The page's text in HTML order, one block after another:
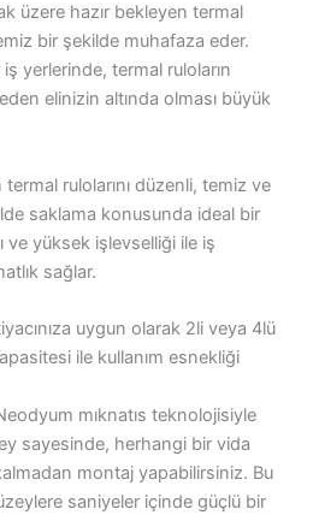
üzere hazır bekleyen termal
bir şekilde muhafaza eder.
yerlerinde, termal ruloların
elinizin altında olması büyük
rulolarını düzenli, temiz ve
saklama konusunda ideal bir
ve yüksek işlevselliği ile iş
sağlar.
uygun olarak 2li veya 4lü
ile kullanım esnekliği
mıknatıs teknolojisiyle
sayesinde, herhangi bir vida
montaj yapabilirsiniz. Bu
saniyeler içinde güçlü bir